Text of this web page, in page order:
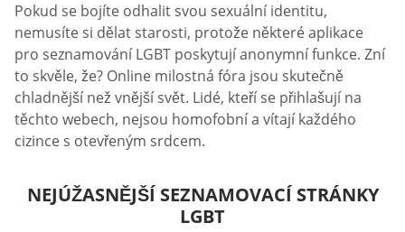
Pokud se bojíte odhalit svou sexuální identitu,
nemusíte si dělat starosti, protože některé aplikace
pro seznamování LGBT poskytují anonymní funkce. Zní
to skvěle, že? Online milostná fóra jsou skutečně
chladnější než vnější svět. Lidé, kteří se přihlašují na
těchto webech, nejsou homofobní a vítají každého
cizince s otevřeným srdcem.
NEJÚŽASNĚJŠÍ SEZNAMOVACÍ STRÁNKY
LGBT